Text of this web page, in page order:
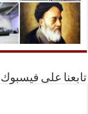
تابعنا على فيسبوك